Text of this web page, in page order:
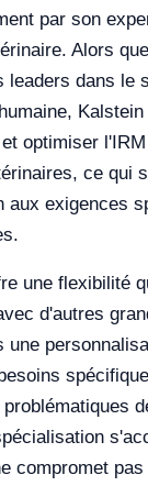
par son
Alors que
leaders dans le
optimiser
ce qui
aux exigences
une flexibilité
d'autres
compromet pas